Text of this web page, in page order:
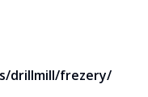
drillmill/frezery/